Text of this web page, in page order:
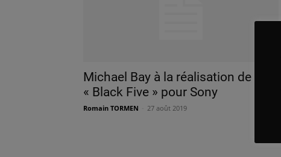
Michael Bay à la réalisation de
« Black Five » pour Sony
Romain TORMEN 27 août 2019